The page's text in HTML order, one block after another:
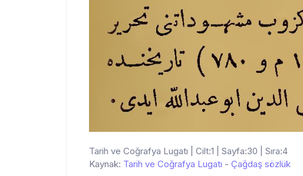
Tarih ve Coğrafya Lugatı | Cilt:1 | Sayfa:30 | Sıra:4
Kaynak: Tarih ve Coğrafya Lugatı - Çağdaş sözlük